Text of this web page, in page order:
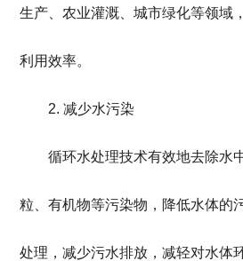
生产、农业灌溉、城市绿化等领域
利用效率。
2. 减少水污染
循环水处理技术有效地去除水
粒、有机物等污染物，降低水体的
处理，减少污水排放，减轻对水体